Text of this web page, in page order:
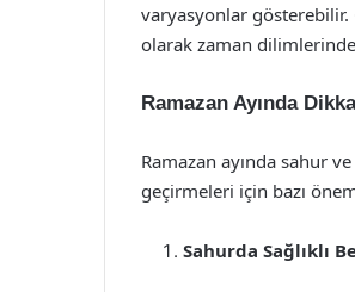
varyasyonlar gösterebilir.
olarak zaman
Ramazan Ayında
Ramazan ayında sahur
geçirmeleri için bazı
Sahurda Sağlıklı